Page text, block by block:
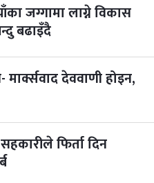
जग्गामा लाग्ने विकास
बढाइँदै
मार्क्सवाद देववाणी होइन,
फिर्ता दिन